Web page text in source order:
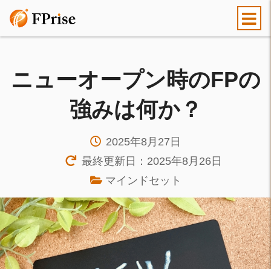
ニューオープン時のFPの
強みは何か？
2025年8月27日
最終更新日：2025年8月26日
マインドセット